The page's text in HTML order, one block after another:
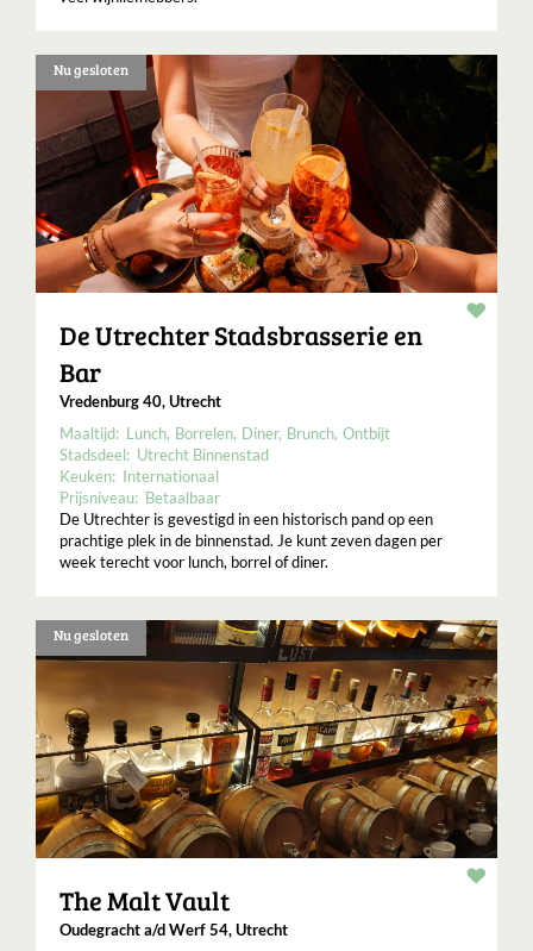
Nu gesloten
De Utrechter Stadsbrasserie en
Bar
Vredenburg 40, Utrecht
Maaltijd: Lunch Borrelen Diner Brunch Ontbijt
Stadsdeel: Utrecht Binnenstad
Keuken: Internationaal
Prijsniveau: Betaalbaar
De Utrechter is gevestigd in een historisch pand op een
prachtige plek in de binnenstad. Je kunt zeven dagen per
week terecht voor lunch, borrel of diner.
Nu gesloten
The Malt Vault
Oudegracht a/d Werf 54, Utrecht